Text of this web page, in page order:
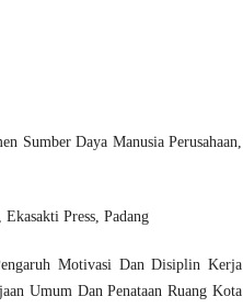
Sumber Daya Manusia Perusahaan,
Press, Padang
Motivasi Dan Disiplin Kerja
Umum Dan Penataan Ruang Kota